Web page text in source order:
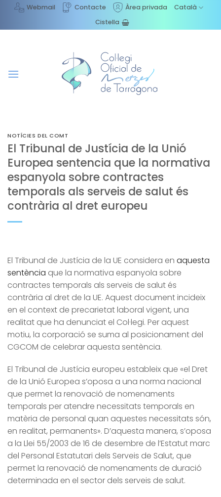
content
Webmail Contacte Àrea privada
Català
Cistella
NOTÍCIES DEL COMT
El Tribunal de Justícia de la Unió
Europea sentencia que la normativa
espanyola sobre contractes
temporals als serveis de salut és
contrària al dret europeu
El Tribunal de Justícia de la UE considera en aquesta
sentència que la normativa espanyola sobre
contractes temporals als serveis de salut és
contrària al dret de la UE. Aquest document incideix
en el context de precarietat laboral vigent, una
realitat que ha denunciat el Col·legi. Per aquest
motiu, la corporació se suma al posicionament del
CGCOM de celebrar aquesta sentència.
El Tribunal de Justícia europeu estableix que «el Dret
de la Unió Europea s’oposa a una norma nacional
que permet la renovació de nomenaments
temporals per atendre necessitats temporals en
matèria de personal quan aquestes necessitats són,
en realitat, permanents». D’aquesta manera, s’oposa
a la Llei 55/2003 de 16 de desembre de l’Estatut marc
del Personal Estatutari dels Serveis de Salut, que
permet la renovació de nomenaments de duració
determinada en el sector dels serveis de salut.